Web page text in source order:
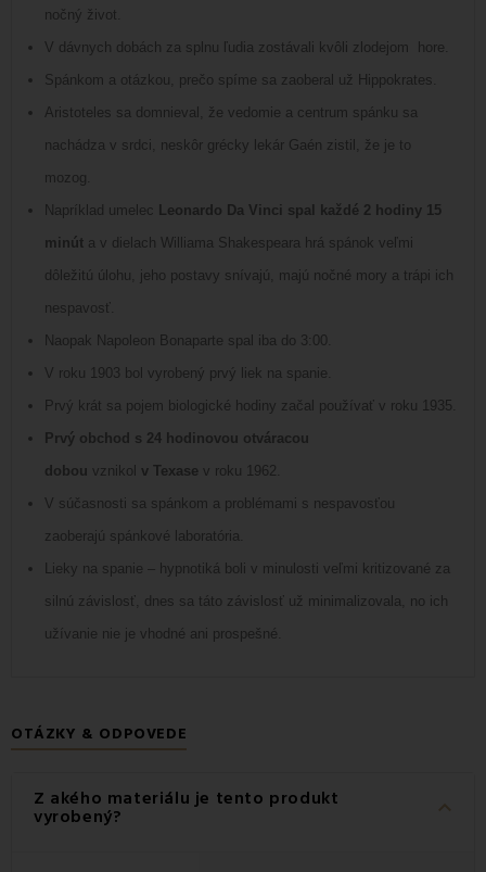
nočný život.
V dávnych dobách za splnu ľudia zostávali kvôli zlodejom hore.
Spánkom a otázkou, prečo spíme sa zaoberal už Hippokrates.
Aristoteles sa domnieval, že vedomie a centrum spánku sa
nachádza v srdci, neskôr grécky lekár Gaén zistil, že je to
mozog.
Napríklad umelec Leonardo Da Vinci spal každé 2 hodiny 15
minút a v dielach Williama Shakespeara hrá spánok veľmi
dôležitú úlohu, jeho postavy snívajú, majú nočné mory a trápi ich
nespavosť.
Naopak Napoleon Bonaparte spal iba do 3:00.
V roku 1903 bol vyrobený prvý liek na spanie.
Prvý krát sa pojem biologické hodiny začal používať v roku 1935.
Prvý obchod s 24 hodinovou otváracou
dobou vznikol v Texase v roku 1962.
V súčasnosti sa spánkom a problémami s nespavosťou
zaoberajú spánkové laboratória.
Lieky na spanie – hypnotiká boli v minulosti veľmi kritizované za
silnú závislosť, dnes sa táto závislosť už minimalizovala, no ich
užívanie nie je vhodné ani prospešné.
OTÁZKY & ODPOVEDE
Z akého materiálu je tento produkt
vyrobený? keyboard_arrow_down